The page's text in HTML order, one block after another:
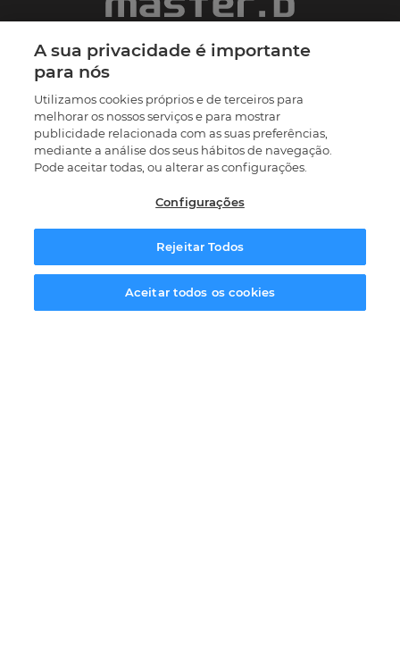
A Master D é uma empresa de formação profissional com
mais de 30 anos de experiência. Temos um firme
propósito, fazer com que os nossos mais de 60.000
formandos a nível global atinjam as suas metas através de
uma metodologia inovadora, eficaz e flexível.
Visite os nossoscentros
Contacte-nos
Solicitar informação
A sua privacidade é importante
para nós
Utilizamos cookies próprios e de terceiros para
melhorar os nossos serviços e para mostrar
publicidade relacionada com as suas preferências,
mediante a análise dos seus hábitos de navegação.
Pode aceitar todas, ou alterar as configurações.
Configurações
Rejeitar Todos
Aceitar todos os cookies